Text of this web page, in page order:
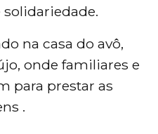
na casa do avô,
onde familiares e
para prestar as
.